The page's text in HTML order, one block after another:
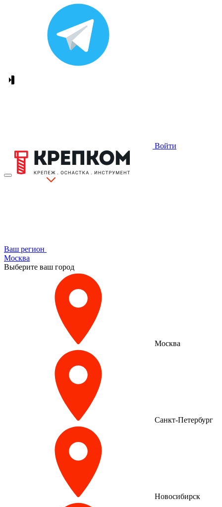
Войти
Ваш регион
Москва
Выберите ваш город
Москва
Санкт-Петербург
Новосибирск